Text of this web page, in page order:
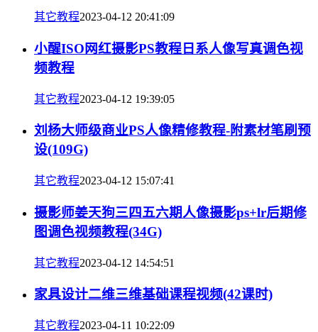
其它教程2023-04-12 20:41:09
小醒ISO网红摄影PS教程日系人像写真调色视
频教程
其它教程2023-04-12 19:39:05
刘杨大师级商业PS人像精修教程-附素材笔刷预
设(109G)
其它教程2023-04-12 15:07:41
摄影师姜天狗三四五六期人像摄影ps+lr后期修
图调色视频教程(34G)
其它教程2023-04-12 14:54:51
家具设计二维三维基础课程视频(42课时)
其它教程2023-04-11 10:22:09